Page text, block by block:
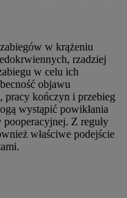
w krążeniu
rzadziej
w celu ich
objawu
pracy kończyn i przebieg
wystąpić powikłania
Z reguły
właściwe podejście